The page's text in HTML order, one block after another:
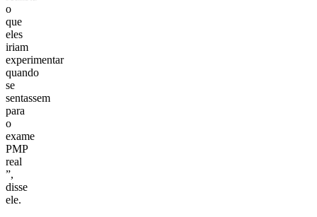
o
que
eles
iriam
experimentar
quando
se
sentassem
para
o
exame
PMP
real
”,
disse
ele.